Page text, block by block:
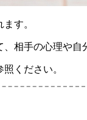
す。
相手の心理や自
ください。